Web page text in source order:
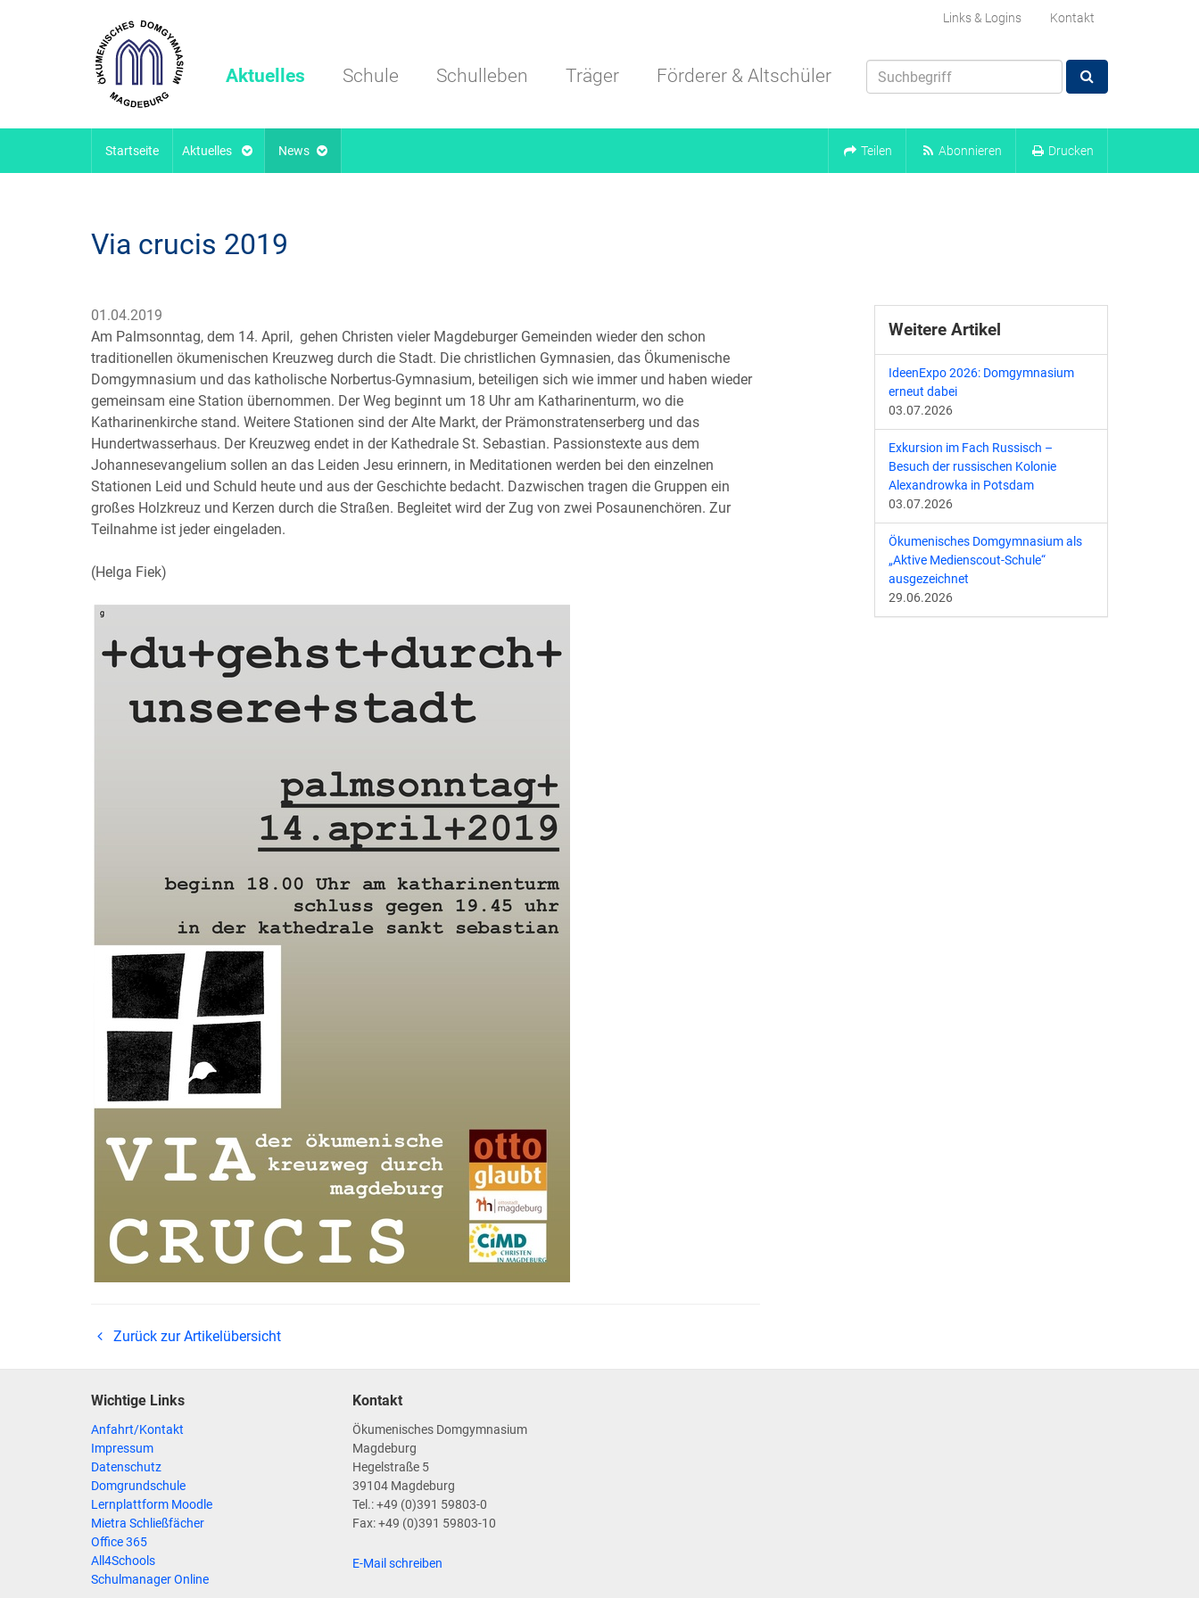
Links & Logins Kontakt
Aktuelles Schule Schulleben Träger Förderer & Altschüler
Startseite Aktuelles News Teilen Abonnieren Drucken
Via crucis 2019
01.04.2019
Am Palmsonntag, dem 14. April, gehen Christen vieler Magdeburger Gemeinden wieder den schon
traditionellen ökumenischen Kreuzweg durch die Stadt. Die christlichen Gymnasien, das Ökumenische
Domgymnasium und das katholische Norbertus-Gymnasium, beteiligen sich wie immer und haben wieder
gemeinsam eine Station übernommen. Der Weg beginnt um 18 Uhr am Katharinenturm, wo die
Katharinenkirche stand. Weitere Stationen sind der Alte Markt, der Prämonstratenserberg und das
Hundertwasserhaus. Der Kreuzweg endet in der Kathedrale St. Sebastian. Passionstexte aus dem
Johannesevangelium sollen an das Leiden Jesu erinnern, in Meditationen werden bei den einzelnen
Stationen Leid und Schuld heute und aus der Geschichte bedacht. Dazwischen tragen die Gruppen ein
großes Holzkreuz und Kerzen durch die Straßen. Begleitet wird der Zug von zwei Posaunenchören. Zur
Teilnahme ist jeder eingeladen.
(Helga Fiek)
Zurück zur Artikelübersicht
Weitere Artikel
IdeenExpo 2026: Domgymnasium
erneut dabei
03.07.2026
Exkursion im Fach Russisch –
Besuch der russischen Kolonie
Alexandrowka in Potsdam
03.07.2026
Ökumenisches Domgymnasium als
„Aktive Medienscout-Schule“
ausgezeichnet
29.06.2026
Wichtige Links
Anfahrt/Kontakt
Impressum
Datenschutz
Domgrundschule
Lernplattform Moodle
Mietra Schließfächer
Office 365
All4Schools
Schulmanager Online
Kontakt
Ökumenisches Domgymnasium
Magdeburg
Hegelstraße 5
39104 Magdeburg
Tel.: +49 (0)391 59803-0
Fax: +49 (0)391 59803-10
E-Mail schreiben